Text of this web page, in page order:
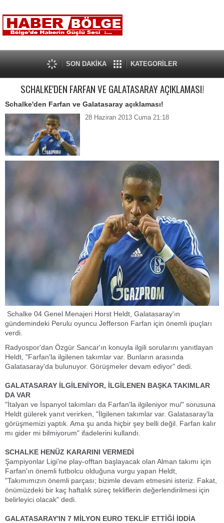
SON DAKİKA KATEGORİLER
SCHALKE'DEN FARFAN VE GALATASARAY AÇIKLAMASI!
Schalke'den Farfan ve Galatasaray açıklaması!
28 Haziran 2013 Cuma 21:18
Schalke 04 Genel Menajeri Horst Heldt, Galatasaray'ın
gündemindeki Perulu oyuncu Jefferson Farfan için önemli ipuçları
verdi.
Radyospor'dan Özgür Sancar'ın konuyla ilgili sorularını yanıtlayan
Heldt, "Farfan'la ilgilenen takımlar var. Bunların arasında
Galatasaray'da bulunuyor. Görüşmeler devam ediyor" dedi.
GALATASARAY İLGİLENİYOR, İLGİLENEN BAŞKA TAKIMLAR
DA VAR
"İtalyan ve İspanyol takımları da Farfan'la ilgileniyor mu/" sorusuna
Heldt gülerek yanıt verirken, "İlgilenen takımlar var. Galatasaray'la
görüşmemizi yaptık. Ama şu anda hiçbir şey belli değil. Farfan kalır
mı gider mi bilmiyorum" ifadelerini kullandı.
SCHALKE HENÜZ KARARINI VERMEDİ
Şampiyonlar Ligi'ne play-offtan başlayacak olan Alman takımı için
Farfan'ın önemli futbolcu olduğuna vurgu yapan Heldt,
"Takımımızın önemli parçası; bizimle devam etmesini isteriz. Fakat,
önümüzdeki bir kaç haftalık süreç tekliflerin değerlendirilmesi için
belirleyici olacak" dedi.
GALATASARAY'IN 7 MİLYON EURO TEKLİF ETTİĞİ İDDİA